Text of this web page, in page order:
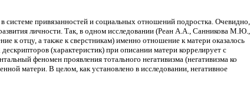
привязанностей и социальных отношений подростка. Очевидно,
личности. Так, в одном исследовании (Реан А.А., Санникова М.Ю.,
к отцу, а также к сверстникам) именно отношение к матери оказалось
(характеристик) при описании матери коррелирует с
феномен проявления тотального негативизма (негативизма ко
матери. В целом, как установлено в исследовании, негативное